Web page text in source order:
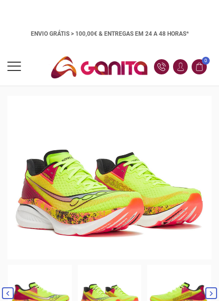
ENVIO GRÁTIS > 100,00€ & ENTREGAS EM 24 A 48 HORAS*
0
 